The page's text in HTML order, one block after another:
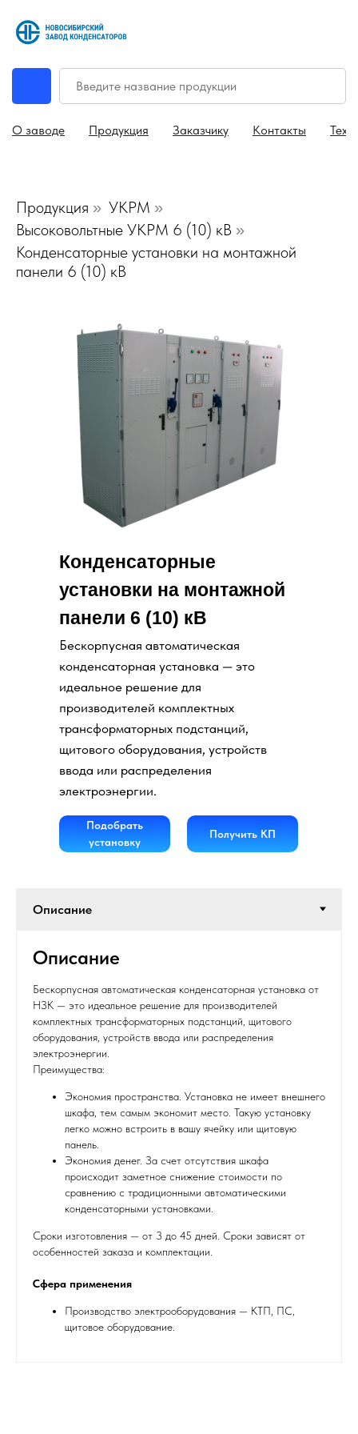
О заводе Продукция Заказчику Контакты
Продукция » УКРМ »
Высоковольтные УКРМ 6 (10) кВ »
Конденсаторные установки на монтажной
панели 6 (10) кВ
Конденсаторные
установки на монтажной
панели 6 (10) кВ
Подобрать
установку
Получить КП
Бескорпусная автоматическая
конденсаторная установка — это
идеальное решение для
производителей комплектных
трансформаторных подстанций,
щитового оборудования, устройств
ввода или распределения
электроэнергии.
Описание
Бескорпусная автоматическая конденсаторная установка от
НЗК — это идеальное решение для производителей
комплектных трансформаторных подстанций, щитового
оборудования, устройств ввода или распределения
электроэнергии.
Преимущества:
Экономия пространства. Установка не имеет внешнего
шкафа, тем самым экономит место. Такую установку
легко можно встроить в вашу ячейку или щитовую
панель.
Экономия денег. За счет отсутствия шкафа
происходит заметное снижение стоимости по
сравнению с традиционными автоматическими
конденсаторными установками.
Сроки изготовления — от 3 до 45 дней. Сроки зависят от
особенностей заказа и комплектации.
Сфера применения
Производство электрооборудования — КТП, ПС,
щитовое оборудование.